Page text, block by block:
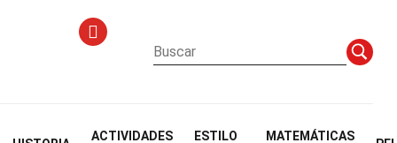
ACTIVIDADES
ESTILO
MATEMÁTICAS